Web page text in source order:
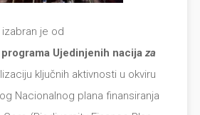
je od
programa Ujedinjenih nacijaza
ključnih aktivnosti u okviru
Nacionalnog plana finansiranja